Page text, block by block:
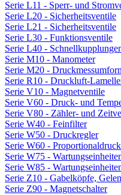
Serie L11 - Sperr- und
Serie L20 - Sicherheitsventile
Serie L21 - Sicherheitsventile
Serie L30 - Funktionsventile
Serie L40 -
Serie M10 - Manometer
Serie M20 -
Serie R10 - Druckluft-
Serie V10 - Magnetventile
Serie V60 - Druck- und
Serie V80 - Zähler- und
Serie W40 - Feinfilter
Serie W50 - Druckregler
Serie W60 -
Serie W75 -
Serie W85 -
Serie Z10 - Gabelköpfe,
Serie Z90 - Magnetschalter